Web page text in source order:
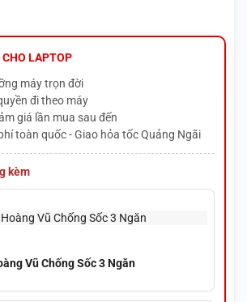
LAPTOP
máy trọn đời
đi theo máy
giá lần mua sau đến
toàn quốc - Giao hỏa tốc Quảng Ngãi
kèm
Vũ Chống Sốc 3 Ngăn